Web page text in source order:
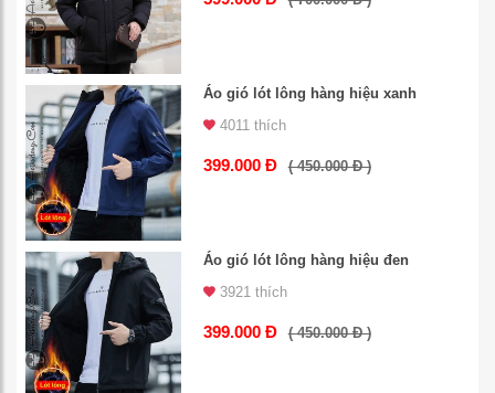
Áo gió lót lông hàng hiệu xanh
4011 thích
399.000 Đ ( 450.000 Đ )
Áo gió lót lông hàng hiệu đen
3921 thích
399.000 Đ ( 450.000 Đ )